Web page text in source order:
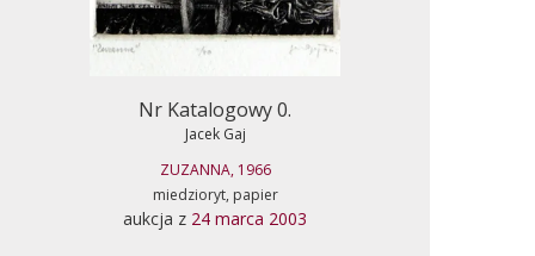
Nr Katalogowy 0.
Jacek Gaj
ZUZANNA, 1966
miedzioryt, papier
aukcja z 24 marca 2003